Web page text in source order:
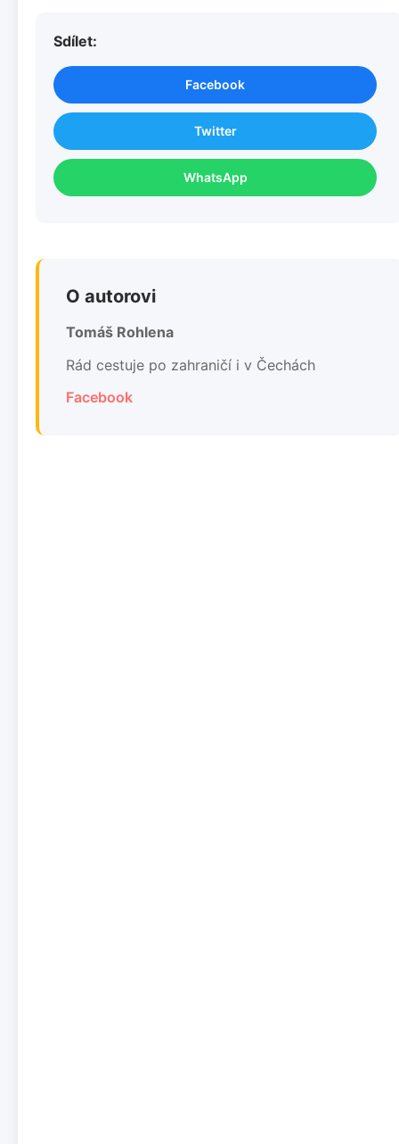
Sdílet:
Facebook
Twitter
WhatsApp
O autorovi
Tomáš Rohlena
Rád cestuje po zahraničí i v Čechách
Facebook